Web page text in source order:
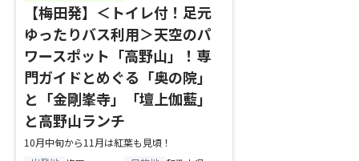
【梅田発】＜トイレ付！足元
ゆったりバス利用＞天空のパ
ワースポット「高野山」！専
門ガイドとめぐる「奥の院」
と「金剛峯寺」「壇上伽藍」
と高野山ランチ
10月中旬から11月は紅葉も見頃！